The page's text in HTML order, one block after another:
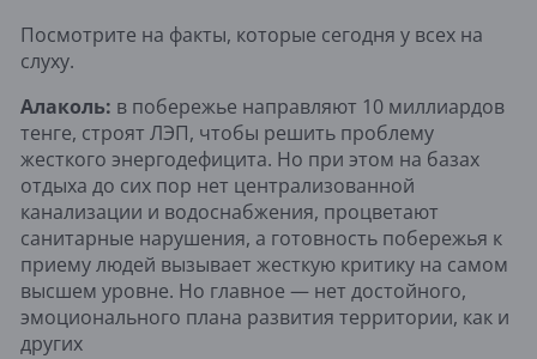
Посмотрите на факты, которые сегодня у всех на
слуху.
Алаколь: в побережье направляют 10 миллиардов
тенге, строят ЛЭП, чтобы решить проблему
жесткого энергодефицита. Но при этом на базах
отдыха до сих пор нет централизованной
канализации и водоснабжения, процветают
санитарные нарушения, а готовность побережья к
приему людей вызывает жесткую критику на самом
высшем уровне. Но главное — нет достойного,
эмоционального плана развития территории, как и
других